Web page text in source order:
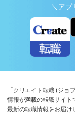
＼アプ
「クリエイト転職 (ジョ
情報が満載の転職サイト
最新の転職情報をお届け